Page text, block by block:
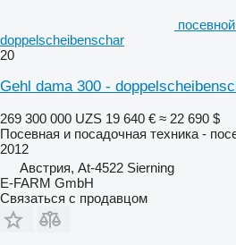
doppelscheibenschar
20
Gehl dama 300 -
269 300 000 UZS 19 640 € ≈ 22 690 $
Посевная и посадочная техника -
2012
Австрия, At-4522 Sierning
E-FARM GmbH
Связаться с продавцом